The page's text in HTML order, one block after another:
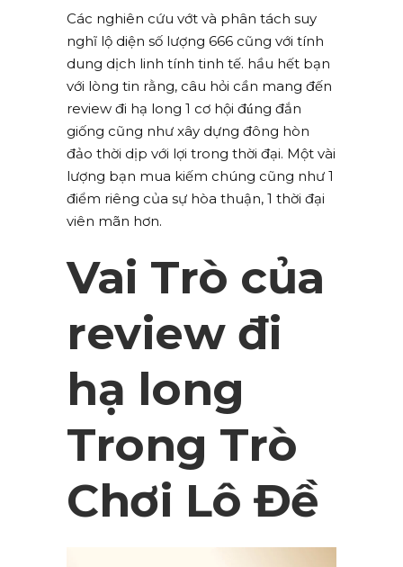
Các nghiên cứu vớt và phân tách suy
nghĩ lộ diện số lượng 666 cũng với tính
dung dịch linh tính tinh tế. hầu hết bạn
với lòng tin rằng, câu hỏi cần mang đến
review đi hạ long 1 cơ hội đúng đắn
giống cũng như xây dựng đông hòn
đảo thời dịp với lợi trong thời đại. Một vài
lượng bạn mua kiếm chúng cũng như 1
điểm riêng của sự hòa thuận, 1 thời đại
viên mãn hơn.
Vai Trò của
review đi
hạ long
Trong Trò
Chơi Lô Đề